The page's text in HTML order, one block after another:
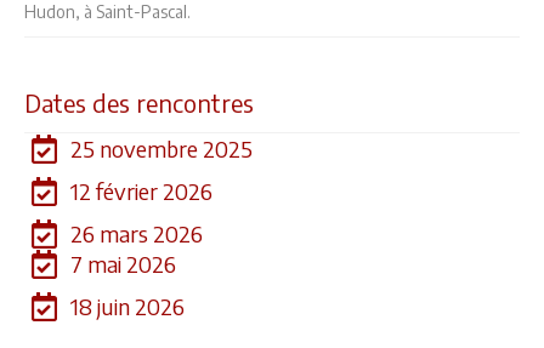
Hudon, à Saint-Pascal.
Dates des rencontres
25 novembre 2025
12 février 2026
26 mars 2026
7 mai 2026
18 juin 2026